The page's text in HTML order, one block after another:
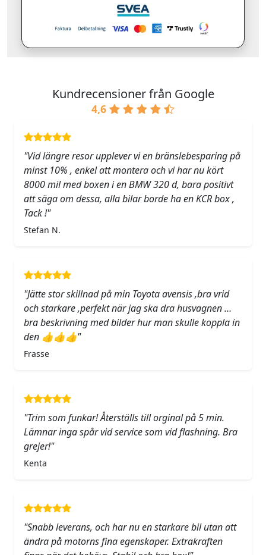
Kundrecensioner från Google
4,6
"Vid längre resor upplever vi en bränslebesparing på
minst 10% , enkel att montera och vi har nu kört
8000 mil med boxen i en BMW 320 d, bara positivt
att säga om dessa, alla bilar borde ha en KCR box ,
Tack !"
Stefan N.
"Jätte stor skillnad på min Toyota avensis ,bra vrid
och starkare ,perfekt när jag ska dra husvagnen …
bra beskrivning med bilder hur man skulle koppla in
den 👍👍👍"
Frasse
"Trim som funkar! Återställs till orginal på 5 min.
Lämnar inga spår vid service som vid flashning. Bra
grejer!"
Kenta
"Snabb leverans, och har nu en starkare bil utan att
ändra på motorns fina egenskaper. Extrakraften